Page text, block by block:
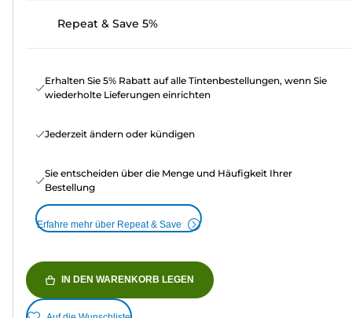
Repeat & Save 5%
Erhalten Sie 5% Rabatt auf alle Tintenbestellungen, wenn Sie
wiederholte Lieferungen einrichten
Jederzeit ändern oder kündigen
Sie entscheiden über die Menge und Häufigkeit Ihrer
Bestellung
Erfahre mehr über Repeat & Save
IN DEN WARENKORB LEGEN